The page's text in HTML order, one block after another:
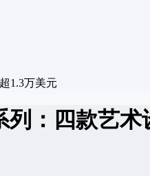
1.3万美元
：四款艺